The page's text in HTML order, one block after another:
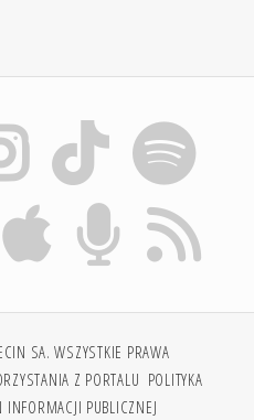
SA. WSZYSTKIE PRAWA
Z PORTALU POLITYKA
INFORMACJI PUBLICZNEJ